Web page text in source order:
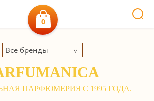
0
Все бренды
ПАРФЮМЕРИЯ С 1995 ГОДА.